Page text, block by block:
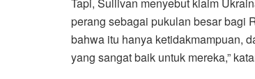
Tapi, Sullivan menyebut klaim
perang sebagai pukulan besar bagi
bahwa itu hanya ketidakmampuan,
yang sangat baik untuk mereka,”